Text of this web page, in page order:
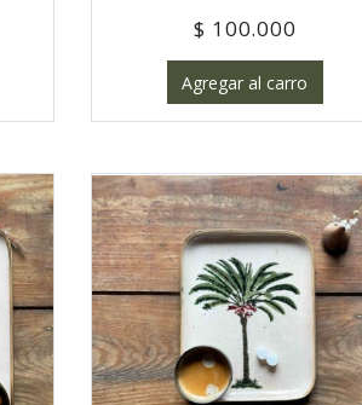
$ 100.000
Agregar al carro